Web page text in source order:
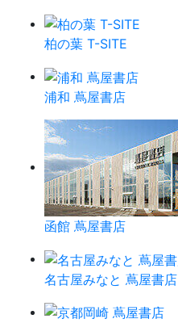
柏の葉 T-SITE
浦和 蔦屋書店
函館 蔦屋書店
名古屋みなと 蔦屋書店